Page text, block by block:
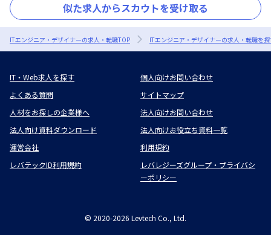
似た求人からスカウトを受け取る
ITエンジニア・デザイナーの求人・転職TOP ITエンジニア・デザイナーの求人・転職を
IT・Web求人を探す
個人向けお問い合わせ
よくある質問
サイトマップ
人材をお探しの企業様へ
法人向けお問い合わせ
法人向け資料ダウンロード
法人向けお役立ち資料一覧
運営会社
利用規約
レバテックID利用規約
レバレジーズグループ・プライバシ
ーポリシー
© 2020-2026 Levtech Co., Ltd.